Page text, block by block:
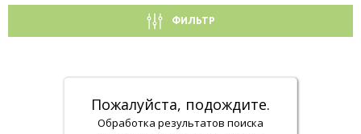
ФИЛЬТР
Пожалуйста, подождите.
Обработка результатов поиска